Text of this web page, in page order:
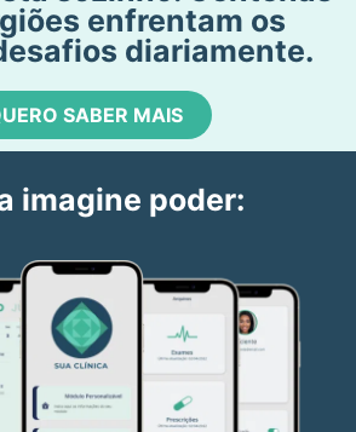
enfrentam os
diariamente.
SABER MAIS
imagine poder: